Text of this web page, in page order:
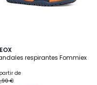
respirantes Fommiex
de
€
5